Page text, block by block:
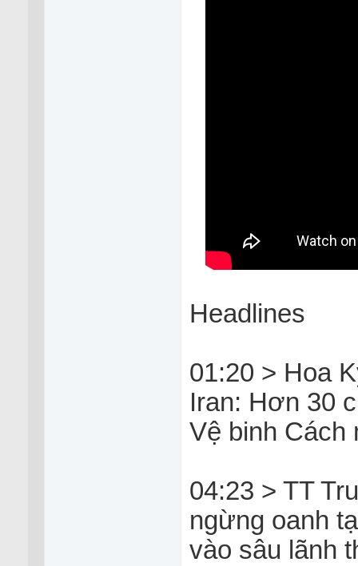
Headlines
01:20 > Hoa
Iran: Hơn 30
Vệ binh Cách
04:23 > TT
ngừng oanh
vào sâu lãnh